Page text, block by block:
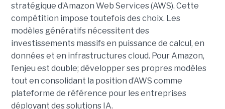
stratégique d’Amazon Web Services (AWS). Cette
compétition impose toutefois des choix. Les
modèles génératifs nécessitent des
investissements massifs en puissance de calcul, en
données et en infrastructures cloud. Pour Amazon,
l’enjeu est double; développer ses propres modèles
tout en consolidant la position d’AWS comme
plateforme de référence pour les entreprises
déployant des solutions IA.